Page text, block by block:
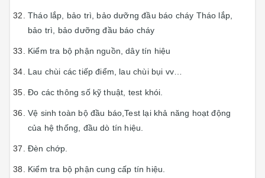
Tháo lắp, bảo trì, bảo dưỡng đầu báo cháy Tháo lắp,
bảo trì, bảo dưỡng đầu báo cháy
Kiểm tra bộ phận nguồn, dây tín hiệu
Lau chùi các tiếp điểm, lau chùi bụi vv…
Đo các thông số kỹ thuật, test khói.
Vệ sinh toàn bộ đầu báo,Test lại khả năng hoạt động
của hệ thống, đầu dò tín hiệu.
Đèn chớp.
Kiểm tra bộ phận cung cấp tín hiệu.